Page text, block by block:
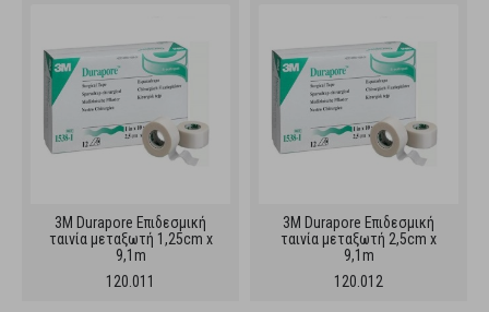
3M Durapore Επιδεσμική
ταινία μεταξωτή 1,25cm x
9,1m
120.011
3M Durapore Επιδεσμική
ταινία μεταξωτή 2,5cm x
9,1m
120.012